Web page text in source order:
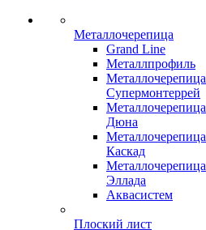
Металлочерепица
Grand Line
Металлпрофиль
Металлочерепица
Супермонтеррей
Металлочерепица
Дюна
Металлочерепица
Каскад
Металлочерепица
Эллада
Аквасистем
Плоский лист